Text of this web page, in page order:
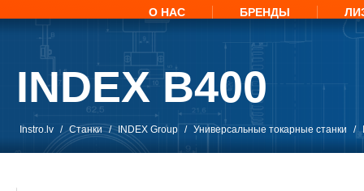
О НАС БРЕНДЫ
INDEX B400
Instro.lv / Станки / INDEX Group / Универсальные токарные станки /